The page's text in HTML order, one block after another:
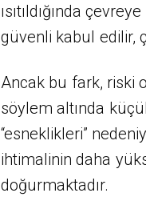
ısıtıldığında
güvenli kabul edilir,
Ancak bu fark, riski
söylem altında
“esneklikleri”
ihtimalinin daha
doğurmaktadır.